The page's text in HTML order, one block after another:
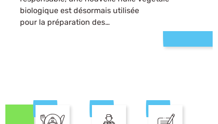
biologique est désormais utilisée
pour la préparation des…